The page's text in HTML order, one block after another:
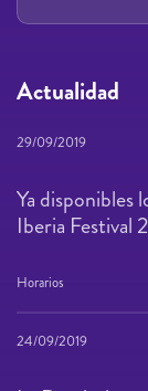
Actualidad
29/09/2019
Ya disponibles
Iberia Festival
Horarios
24/09/2019